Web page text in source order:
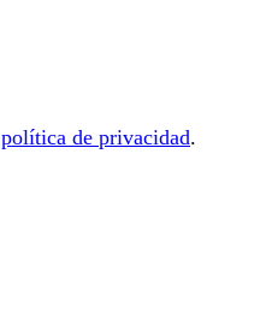
política de privacidad.